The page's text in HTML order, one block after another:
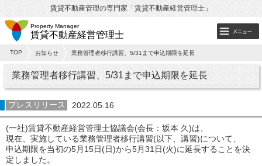
賃貸不動産管理の専門家「賃貸不動産経営管理士」
Property Manager
賃貸不動産経営管理士
TOP お知らせ 業務管理者移行講習、5/31まで申込期限を延長
業務管理者移行講習、5/31まで申込期限を延長
プレスリリース 2022.05.16
(一社)賃貸不動産経営管理士協議会(会長：坂本 久)は、
現在、実施している業務管理者移行講習(以下、講習)について、
申込期限を当初の5月15日(日)から5月31日(火)に延長することを決
定しました。